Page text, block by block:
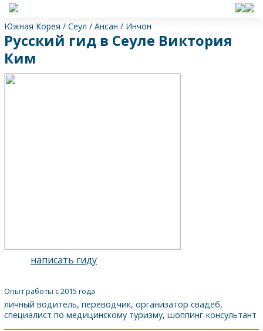
Южная Корея / Сеул / Ансан / Инчон
Русский гид в Сеуле Виктория
Ким
написать гиду
Опыт работы с 2015 года
личный водитель, переводчик, организатор свадеб,
специалист по медицинскому туризму, шоппинг-консультант